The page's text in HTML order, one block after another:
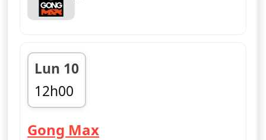
Lun 10
12h00
fin 15h00
Gong Max— Gong Max